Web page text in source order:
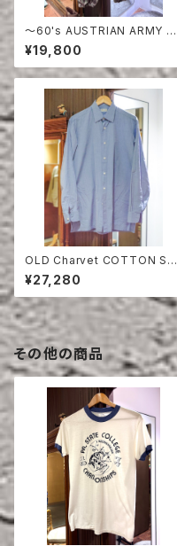
〜60's AUSTRIAN ARMY PE
A DOT CAMO FIERD PANT
S
¥19,800
OLD Charvet COTTON SHI
RT
¥27,280
その他の商品